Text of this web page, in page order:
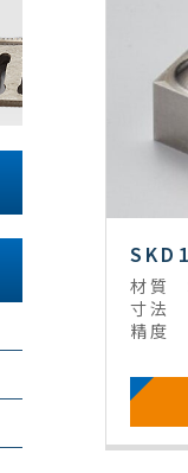
材質
寸法
精度